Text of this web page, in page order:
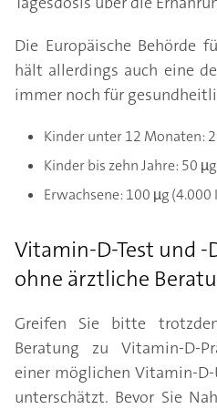
Die Europäische Behörde
hält allerdings auch eine
immer noch für
Kinder unter 12 Monaten:
Kinder bis zehn Jahre: 50
Erwachsene: 100 µg (4.000
Vitamin-D-Test und
ohne ärztliche
Greifen Sie bitte
Beratung zu Vitamin-D-
einer möglichen Vitamin-
unterschätzt. Bevor Sie